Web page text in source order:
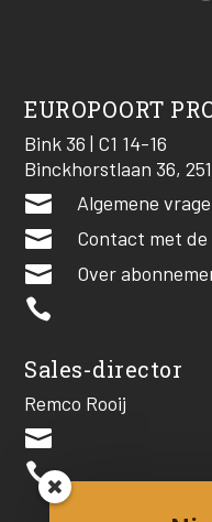
EUROPOORT
Bink 36 | C1 14-16
Binckhorstlaan 36,
 Algemene
 Contact met
 Over

Sales-director
Remco Rooij

